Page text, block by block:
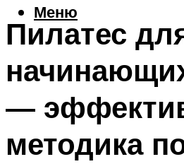
Меню
Пилатес
—
методика